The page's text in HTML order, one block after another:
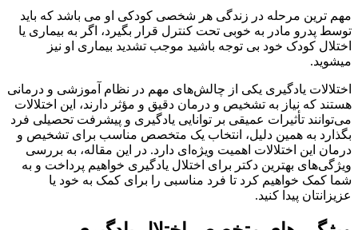
مهم ترین مرحله در زندگی هر شخصی کودکی او می باشد که باید
توسط پدرو مادر به خوبی تحت کنترل قرار بگیرد، اگر به بیماری یا
اختلال کودک خود بی توجه باشید موجب تشدید بیماری او نیز
میشوید.
اختلالات یادگیری یکی از چالش‌های مهم در نظام آموزشی و درمانی
هستند که نیاز به تشخیص و درمان دقیق و مؤثر دارند، این اختلالات
می‌توانند تأثیرات عمیقی بر توانایی یادگیری و پیشرفت تحصیلی فرد
بگذارد به همین دلیل، انتخاب یک متخصص مناسب برای تشخیص و
درمان این اختلالات اهمیت ویژه‌ای دارد. در این مقاله، به بررسی
ویژگی‌های بهترین دکتر برای اختلال یادگیری خواهیم پرداخت و به
شما کمک خواهیم کرد تا فرد مناسبی را برای کمک به خود یا
عزیزانتان پیدا کنید.